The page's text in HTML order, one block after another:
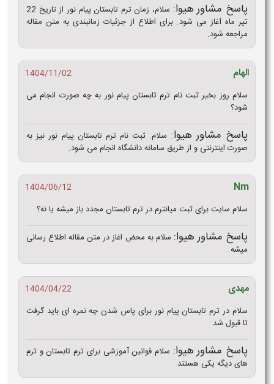
پاسخ مشاور هیوا:
سلام، زمان ترم تابستان پیام نور از تاریخ 22
تیر ماه آغاز می شود. برای اطلاع از جزئیات زمانبندی به متن مقاله
مراجعه شود.
الهام
1404/11/02
سلام روز بخیر ثبت نام ترم تابستان پیام نور به چه صورت انجام می
شود؟
پاسخ مشاور هیوا: سلام. ثبت نام ترم تابستان پیام نور نیز به
صورت اینترنتی و از طریق سامانه دانشگاه انجام می شود.
Nm
1404/06/12
سلام سایت برای ثبت میانترم در ترم تابستان مجدد باز میشه یا نه؟
پاسخ مشاور هیوا: سلام به محض اغاز در متن مقاله اطلاع رسانی
میشه.
مهدی
1404/04/22
سلام در ترم تابستان پیام نور برای پاس شدن چه نمره ای باید گرفت
تا قبول شد
پاسخ مشاور هیوا: سلام قوانین آموزشی برای ترم تابستان و ترم
های دیگه یکی هستند.